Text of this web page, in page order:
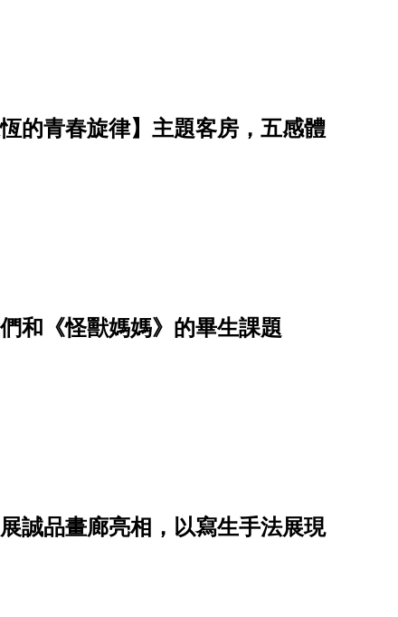
的青春旋律】主題客房，五感體
和《怪獸媽媽》的畢生課題
誠品畫廊亮相，以寫生手法展現